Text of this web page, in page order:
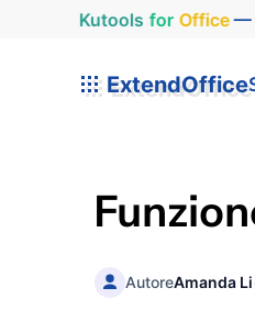
Kutools for Office—
ExtendOffice
AutoreAmanda Li